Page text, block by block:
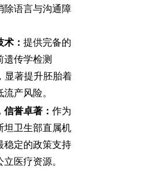
除语言与沟通障
： 提供完备的
遗传学检测
显著提升胚胎着
产风险。
誉卓著： 作为
坦卫生部直属机
稳定的政策支持
医疗资源。